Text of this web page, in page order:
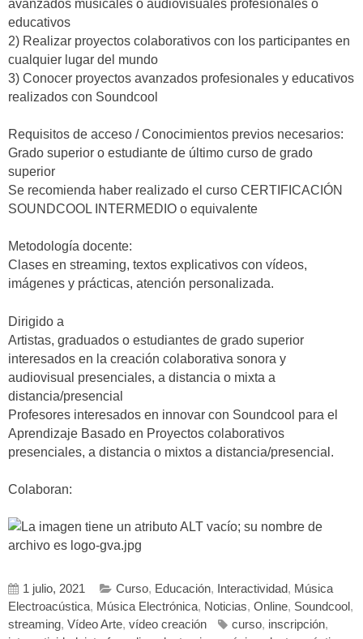
avanzados musicales o audiovisuales profesionales o
educativos
2) Realizar proyectos colaborativos con los participantes en
cualquier lugar del mundo
3) Conocer proyectos avanzados profesionales y educativos
realizados con Soundcool
Requisitos de acceso / Conocimientos previos necesarios:
Grado superior o estudiante de último curso de grado
superior
Se recomienda haber realizado el curso CERTIFICACIÓN
SOUNDCOOL INTERMEDIO o equivalente
Metodología docente:
Clases en streaming, textos explicativos con vídeos,
imágenes y prácticas, atención personalizada.
Dirigido a
Artistas, graduados o estudiantes de grado superior
interesados en la creación colaborativa sonora y
audiovisual presenciales, a distancia o mixta a
distancia/presencial
Profesores interesados en innovar con Soundcool para el
Aprendizaje Basado en Proyectos colaborativos
presenciales, a distancia o mixtos a distancia/presencial.
Colaboran:
1 julio, 2021 Curso, Educación, Interactividad, Música
Electroacústica, Música Electrónica, Noticias, Online, Soundcool ,
streaming, Vídeo Arte, vídeo creación curso, inscripción,